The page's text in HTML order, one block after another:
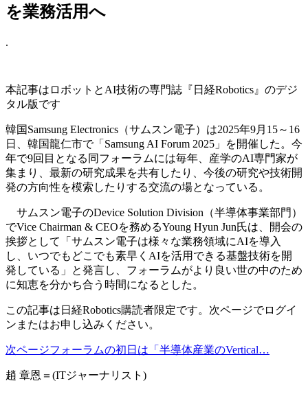
を業務活用へ
.
本記事はロボットとAI技術の専門誌『日経Robotics』のデジ
タル版です
韓国Samsung Electronics（サムスン電子）は2025年9月15～16
日、韓国龍仁市で「Samsung AI Forum 2025」を開催した。今
年で9回目となる同フォーラムには毎年、産学のAI専門家が
集まり、最新の研究成果を共有したり、今後の研究や技術開
発の方向性を模索したりする交流の場となっている。
サムスン電子のDevice Solution Division（半導体事業部門）
でVice Chairman & CEOを務めるYoung Hyun Jun氏は、開会の
挨拶として「サムスン電子は様々な業務領域にAIを導入
し、いつでもどこでも素早くAIを活用できる基盤技術を開
発している」と発言し、フォーラムがより良い世の中のため
に知恵を分かち合う時間になるとした。
この記事は日経Robotics購読者限定です。次ページでログイ
ンまたはお申し込みください。
次ページフォーラムの初日は「半導体産業のVertical…
趙 章恩＝(ITジャーナリスト)